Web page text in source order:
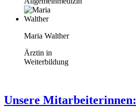
Maria Walther
Ärztin in
Weiterbildung
Unsere Mitarbeiterinnen: